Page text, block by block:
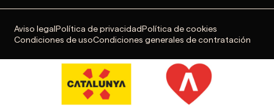
Aviso legalPolítica de privacidadPolítica de cookies
Condiciones de usoCondiciones generales de contratación